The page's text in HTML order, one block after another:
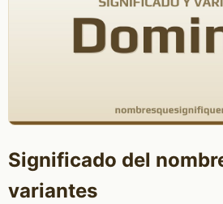
Significado del
variantes